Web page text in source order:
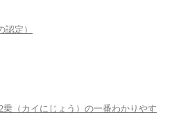
定）
（カイにじょう）の一番わかりやす